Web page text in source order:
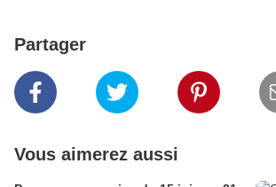
Partager
Vous aimerez aussi